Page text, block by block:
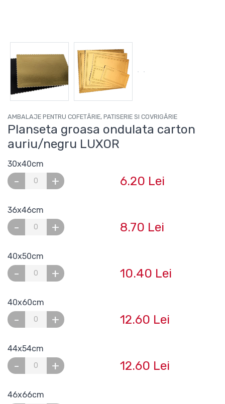
AMBALAJE PENTRU COFETĂRIE, PATISERIE SI COVRIGĂRIE
Planseta groasa ondulata carton
auriu/negru LUXOR
30x40cm
- + 6.20 Lei
36x46cm
- + 8.70 Lei
40x50cm
- + 10.40 Lei
40x60cm
- + 12.60 Lei
44x54cm
- + 12.60 Lei
46x66cm